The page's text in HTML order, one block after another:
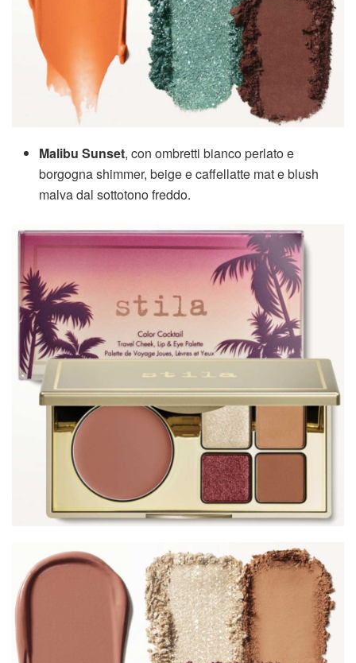
Malibu Sunset, con ombretti bianco perlato e
borgogna shimmer, beige e caffellatte mat e blush
malva dal sottotono freddo.